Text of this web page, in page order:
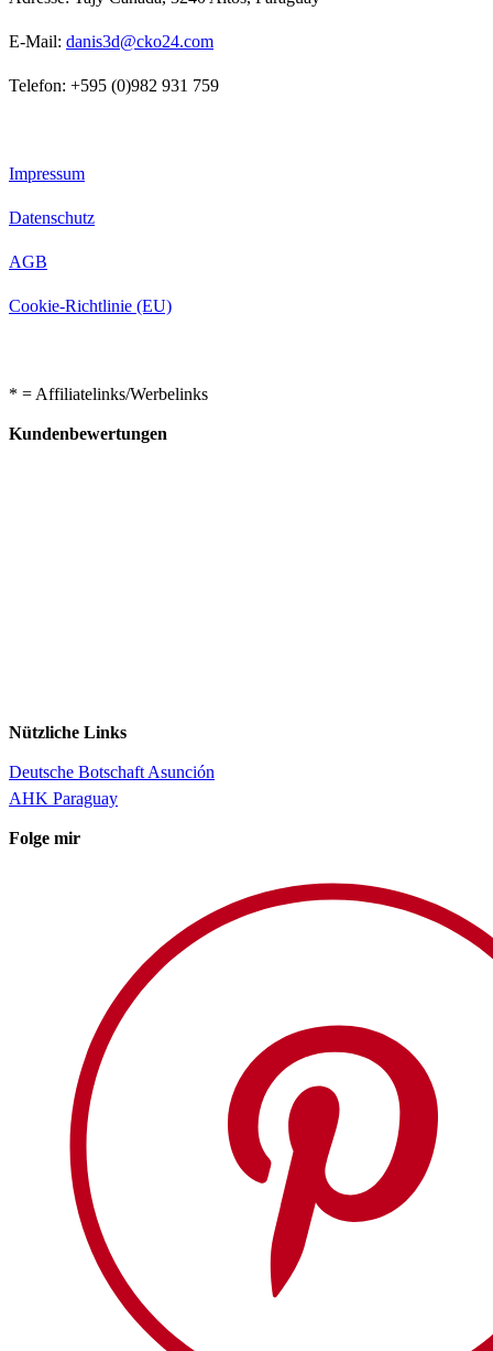
E-Mail: danis3d@cko24.com
Telefon: +595 (0)982 931 759
Impressum
Datenschutz
AGB
Cookie-Richtlinie (EU)
* = Affiliatelinks/Werbelinks
Kundenbewertungen
Nützliche Links
Deutsche Botschaft Asunción
AHK Paraguay
Folge mir